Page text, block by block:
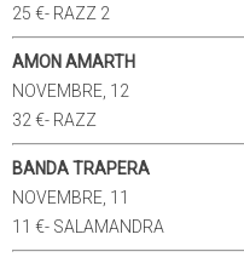
25 €- RAZZ 2
AMON AMARTH
NOVEMBRE, 12
32 €- RAZZ
BANDA TRAPERA
NOVEMBRE, 11
11 €- SALAMANDRA